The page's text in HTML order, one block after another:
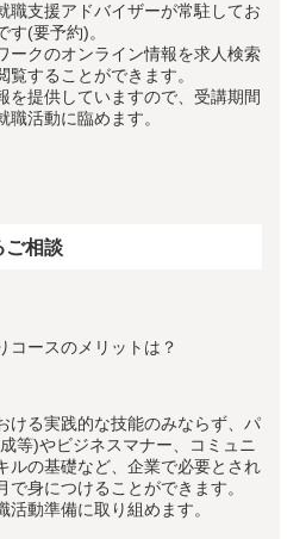
職支援アドバイザーが常駐してお
す(要予約)。
ークのオンライン情報を求人検索
覧することができます。
を提供していますので、受講期間
職活動に臨めます。
ご相談
コースのメリットは？
ける実践的な技能のみならず、パ
等)やビジネスマナー、コミュニ
ルの基礎など、企業で必要とされ
で身につけることができます。
活動準備に取り組めます。